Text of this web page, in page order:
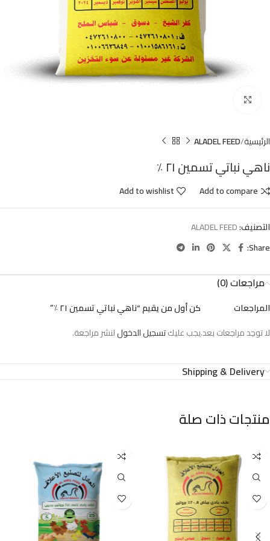
الرئيسية ALADEL FEED
ناهي نباتي تسمين ٢١ ٪
Add to compare
Add to wishlist
التصنيف:ALADEL FEED
Share:
مراجعات (0)
المراجعات
لا توجد مراجعات بعد.
كن أول من يقيم “ناهي نباتي تسمين ٢١ ٪”
يجب عليكتسجيل الدخوللنشر مراجعة.
Shipping & Delivery
منتجات ذات صلة